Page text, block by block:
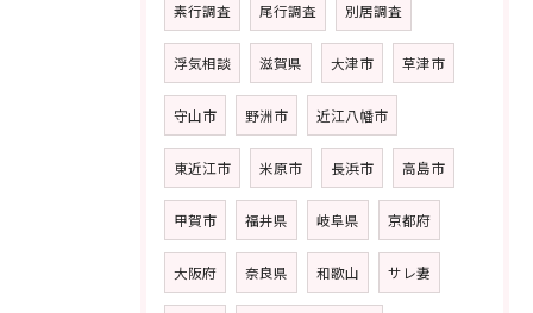
素行調査 尾行調査 別居調査
浮気相談 滋賀県 大津市 草津市
守山市 野洲市 近江八幡市
東近江市 米原市 長浜市 高島市
甲賀市 福井県 岐阜県 京都府
大阪府 奈良県 和歌山 サレ妻